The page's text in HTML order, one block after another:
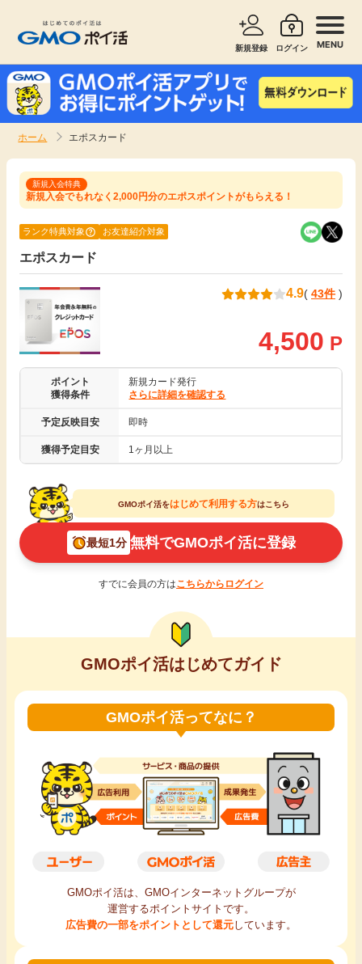
新規登録 ログイン MENU
ホーム エポスカード
新着
高還元
無料
即日還元
アンケート
ゲーム
買い物
モニター
ポイ活お得情報
お友達紹介
カード比較
特集一覧
GMOポイ活の使い方
ヘルプセンター
サービスで探す ショッピングで探す
旅行・レンタカー
無料サービス
エンタメ
暮らし
引っ越し
買取・査定
進学・教育
美容・健康
家計の固定費
新規入会特典
新規入会でもれなく2,000円分のエポスポイントがもらえる！
ランク特典対象 お友達紹介対象
エポスカード
4.9( 43件)
4,500 P
ポイント
獲得条件
新規カード発行
さらに詳細を確認する
予定反映目安 即時
獲得予定目安 1ヶ月以上
GMOポイ活をはじめて利用する方はこちら
最短1分 無料でGMOポイ活に登録
すでに会員の方はこちらからログイン
GMOポイ活はじめてガイド
GMOポイ活ってなに？
GMOポイ活は、GMOインターネットグループが
運営するポイントサイトです。
広告費の一部をポイントとして還元しています。